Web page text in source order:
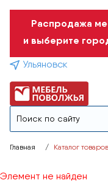
Распродажа
и выберите
Ульяновск
Главная Каталог товаров
Элемент не найден